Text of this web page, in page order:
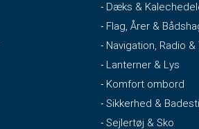
Dæks &
Flag, Årer &
Navigation, Radio &
Lanterner & Lys
Komfort ombord
Sikkerhed &
Sejlertøj & Sko